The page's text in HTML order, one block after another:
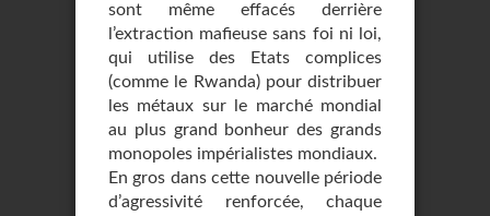
sont même effacés derrière
l’extraction mafieuse sans foi ni loi,
qui utilise des Etats complices
(comme le Rwanda) pour distribuer
les métaux sur le marché mondial
au plus grand bonheur des grands
monopoles impérialistes mondiaux.
En gros dans cette nouvelle période
d’agressivité renforcée, chaque